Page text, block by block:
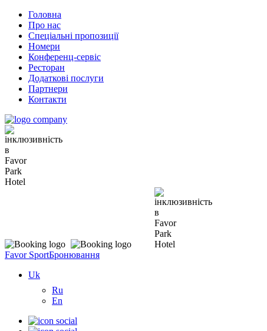
Головна
Про нас
Спеціальні пропозиції
Номери
Конференц-сервіс
Ресторан
Додаткові послуги
Партнери
Контакти
Favor SportБронювання
Uk
Ru
En